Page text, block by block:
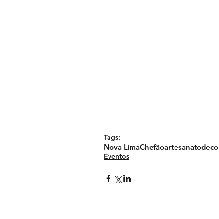
Tags:
Nova LimaChefãoartesanato
Eventos